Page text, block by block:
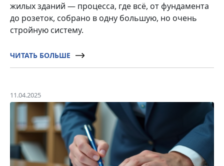
жилых зданий — процесса, где всё, от фундамента
до розеток, собрано в одну большую, но очень
стройную систему.
ЧИТАТЬ БОЛЬШЕ
11.04.2025